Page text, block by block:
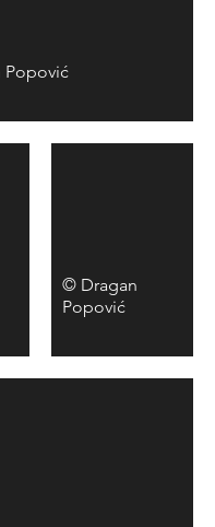
Popović
© Dragan
Popović